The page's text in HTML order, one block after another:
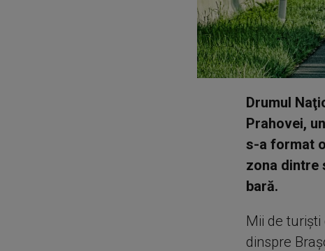
Drumul
Prahovei,
s-a format
zona dintre
bară.
Mii de
dinspre